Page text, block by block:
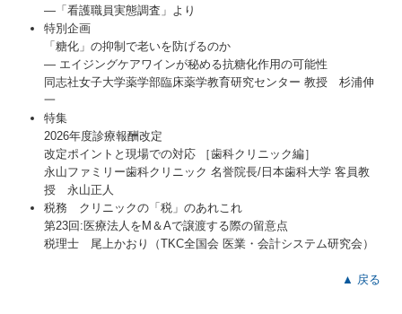
―「看護職員実態調査」より
特別企画
「糖化」の抑制で老いを防げるのか
― エイジングケアワインが秘める抗糖化作用の可能性
同志社女子大学薬学部臨床薬学教育研究センター 教授 杉浦伸
一
特集
2026年度診療報酬改定
改定ポイントと現場での対応 ［歯科クリニック編］
永山ファミリー歯科クリニック 名誉院長/日本歯科大学 客員教
授 永山正人
税務 クリニックの「税」のあれこれ
第23回:医療法人をM＆Aで譲渡する際の留意点
税理士 尾上かおり（TKC全国会 医業・会計システム研究会）
▲ 戻る